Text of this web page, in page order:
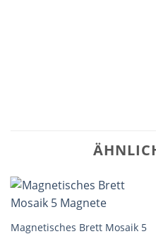
Magnetisches Brett Mosaik 5